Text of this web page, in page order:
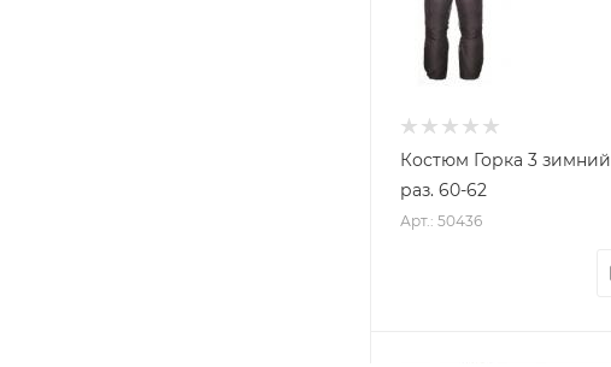
Костюм Горка 3 зимний
раз. 60-62
Арт.: 50436